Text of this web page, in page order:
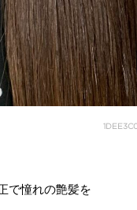
で憧れの艶髪を